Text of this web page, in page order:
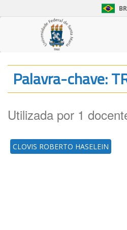
Palavra-chave:
Utilizada por 1
CLOVIS ROBERTO HASELEIN